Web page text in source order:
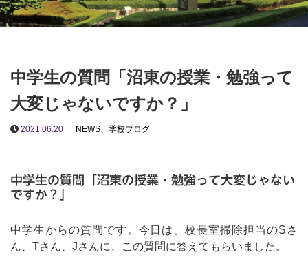
中学生の質問「沼東の授業・勉強って
大変じゃないですか？」
2021.06.20 NEWS、 学校ブログ
中学生の質問「沼東の授業・勉強って大変じゃない
ですか？」
中学生からの質問です。今日は、校長室掃除担当のSさ
ん、Tさん、Jさんに、この質問に答えてもらいました。